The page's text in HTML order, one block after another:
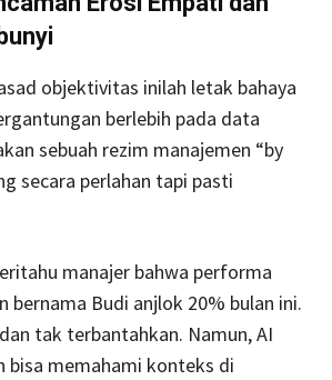
objektivitas inilah letak bahaya
berlebih pada data
sebuah rezim manajemen “by
secara perlahan tapi pasti
manajer bahwa performa
bernama Budi anjlok 20% bulan ini.
tak terbantahkan. Namun, AI
bisa memahami konteks di